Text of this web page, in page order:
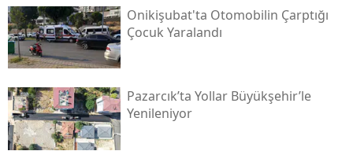
Onikişubat'ta Otomobilin Çarptığı
Çocuk Yaralandı
Pazarcık’ta Yollar Büyükşehir’le
Yenileniyor